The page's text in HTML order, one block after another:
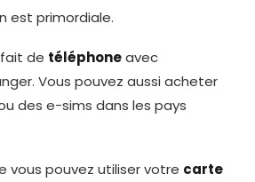
est primordiale.
de téléphoneavec
Vous pouvez aussi acheter
des e-sims dans les pays
vous pouvez utiliser votre carte